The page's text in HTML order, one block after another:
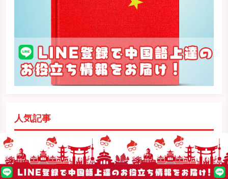
人気記事
中国語で「だまれ」「静かに」はどう言うの？【発
音有】
2021.10.7 中国語勉強法